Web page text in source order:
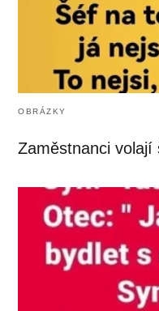
OBRÁZKY
Zaměstnanci volají